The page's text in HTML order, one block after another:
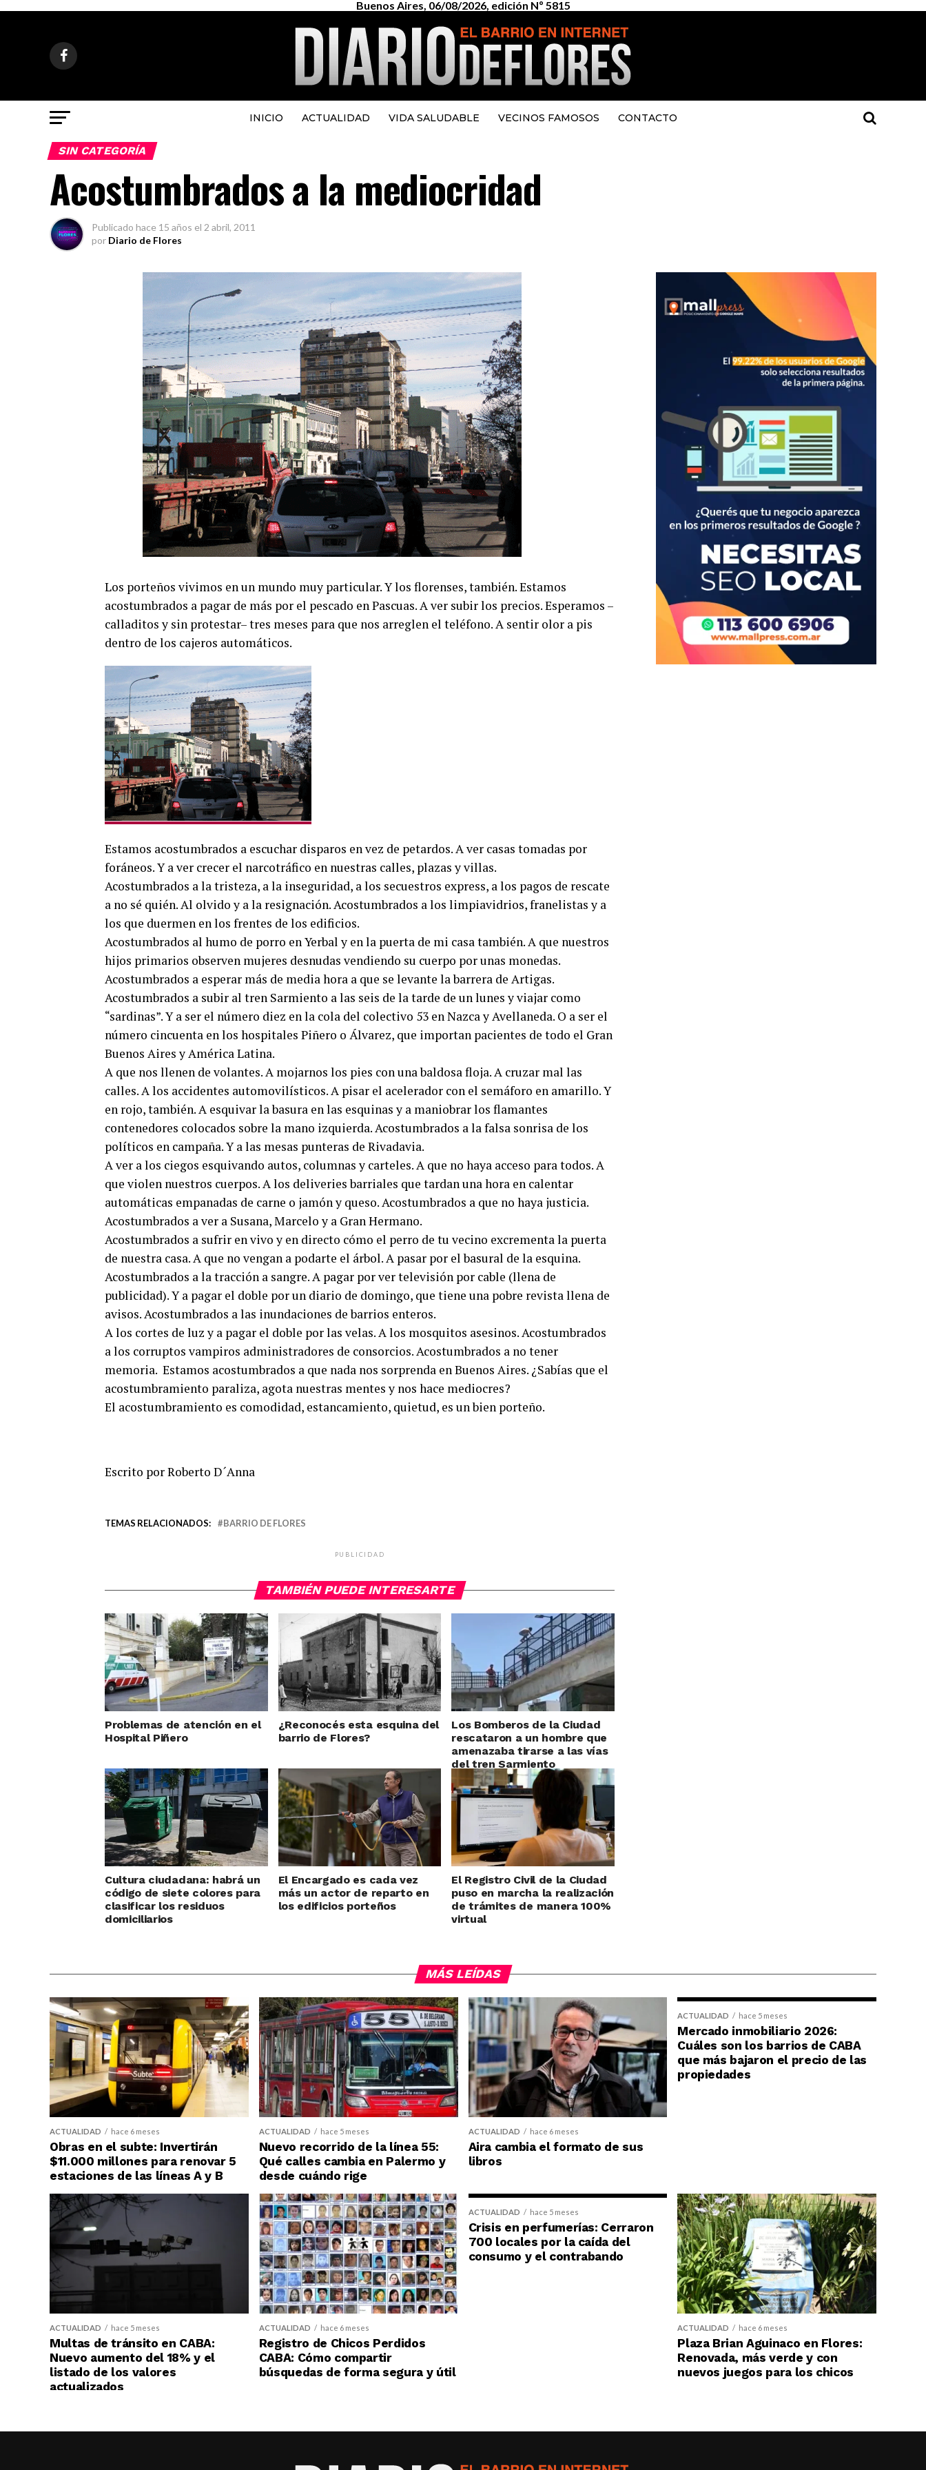
Buenos Aires, 06/08/2026, edición Nº 5815
INICIO ACTUALIDAD VIDA SALUDABLE VECINOS FAMOSOS CONTACTO
SIN CATEGORÍA
Acostumbrados a la mediocridad
Publicado hace 15 años el 2 abril, 2011
por Diario de Flores
Los porteños vivimos en un mundo muy particular. Y los florenses, también. Estamos
acostumbrados a pagar de más por el pescado en Pascuas. A ver subir los precios. Esperamos –
calladitos y sin protestar– tres meses para que nos arreglen el teléfono. A sentir olor a pis
dentro de los cajeros automáticos.
Estamos acostumbrados a escuchar disparos en vez de petardos. A ver casas tomadas por
foráneos. Y a ver crecer el narcotráfico en nuestras calles, plazas y villas.
Acostumbrados a la tristeza, a la inseguridad, a los secuestros express, a los pagos de rescate
a no sé quién. Al olvido y a la resignación. Acostumbrados a los limpiavidrios, franelistas y a
los que duermen en los frentes de los edificios.
Acostumbrados al humo de porro en Yerbal y en la puerta de mi casa también. A que nuestros
hijos primarios observen mujeres desnudas vendiendo su cuerpo por unas monedas.
Acostumbrados a esperar más de media hora a que se levante la barrera de Artigas.
Acostumbrados a subir al tren Sarmiento a las seis de la tarde de un lunes y viajar como
“sardinas”. Y a ser el número diez en la cola del colectivo 53 en Nazca y Avellaneda. O a ser el
número cincuenta en los hospitales Piñero o Álvarez, que importan pacientes de todo el Gran
Buenos Aires y América Latina.
A que nos llenen de volantes. A mojarnos los pies con una baldosa floja. A cruzar mal las
calles. A los accidentes automovilísticos. A pisar el acelerador con el semáforo en amarillo. Y
en rojo, también. A esquivar la basura en las esquinas y a maniobrar los flamantes
contenedores colocados sobre la mano izquierda. Acostumbrados a la falsa sonrisa de los
políticos en campaña. Y a las mesas punteras de Rivadavia.
A ver a los ciegos esquivando autos, columnas y carteles. A que no haya acceso para todos. A
que violen nuestros cuerpos. A los deliveries barriales que tardan una hora en calentar
automáticas empanadas de carne o jamón y queso. Acostumbrados a que no haya justicia.
Acostumbrados a ver a Susana, Marcelo y a Gran Hermano.
Acostumbrados a sufrir en vivo y en directo cómo el perro de tu vecino excrementa la puerta
de nuestra casa. A que no vengan a podarte el árbol. A pasar por el basural de la esquina.
Acostumbrados a la tracción a sangre. A pagar por ver televisión por cable (llena de
publicidad). Y a pagar el doble por un diario de domingo, que tiene una pobre revista llena de
avisos. Acostumbrados a las inundaciones de barrios enteros.
A los cortes de luz y a pagar el doble por las velas. A los mosquitos asesinos. Acostumbrados
a los corruptos vampiros administradores de consorcios. Acostumbrados a no tener
memoria. Estamos acostumbrados a que nada nos sorprenda en Buenos Aires. ¿Sabías que el
acostumbramiento paraliza, agota nuestras mentes y nos hace mediocres?
El acostumbramiento es comodidad, estancamiento, quietud, es un bien porteño.
Escrito por Roberto D´Anna
TEMAS RELACIONADOS: BARRIO DE FLORES
PUBLICIDAD
TAMBIÉN PUEDE INTERESARTE
Problemas de atención en el
Hospital Piñero
¿Reconocés esta esquina del
barrio de Flores?
Los Bomberos de la Ciudad
rescataron a un hombre que
amenazaba tirarse a las vías
del tren Sarmiento
Cultura ciudadana: habrá un
código de siete colores para
clasificar los residuos
domiciliarios
El Encargado es cada vez
más un actor de reparto en
los edificios porteños
El Registro Civil de la Ciudad
puso en marcha la realización
de trámites de manera 100%
virtual
MÁS LEÍDAS
ACTUALIDAD hace 6 meses
Obras en el subte: Invertirán
$11.000 millones para renovar 5
estaciones de las líneas A y B
ACTUALIDAD hace 5 meses
Nuevo recorrido de la línea 55:
Qué calles cambia en Palermo y
desde cuándo rige
ACTUALIDAD hace 6 meses
Aira cambia el formato de sus
libros
ACTUALIDAD hace 5 meses
Mercado inmobiliario 2026:
Cuáles son los barrios de CABA
que más bajaron el precio de las
propiedades
ACTUALIDAD hace 5 meses
Multas de tránsito en CABA:
Nuevo aumento del 18% y el
listado de los valores
actualizados
ACTUALIDAD hace 6 meses
Registro de Chicos Perdidos
CABA: Cómo compartir
búsquedas de forma segura y útil
ACTUALIDAD hace 5 meses
Crisis en perfumerías: Cerraron
700 locales por la caída del
consumo y el contrabando
ACTUALIDAD hace 6 meses
Plaza Brian Aguinaco en Flores:
Renovada, más verde y con
nuevos juegos para los chicos